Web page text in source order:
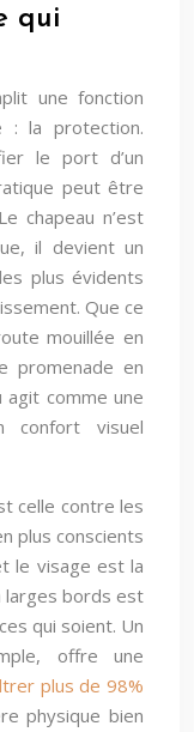
qui
une fonction
: la protection.
le port d’un
peut être
chapeau n’est
il devient un
plus évidents
Que ce
mouillée en
promenade en
agit comme une
confort visuel
celle contre les
plus conscients
le visage est la
larges bords est
qui soient. Un
offre une
plus de 98%
physique bien